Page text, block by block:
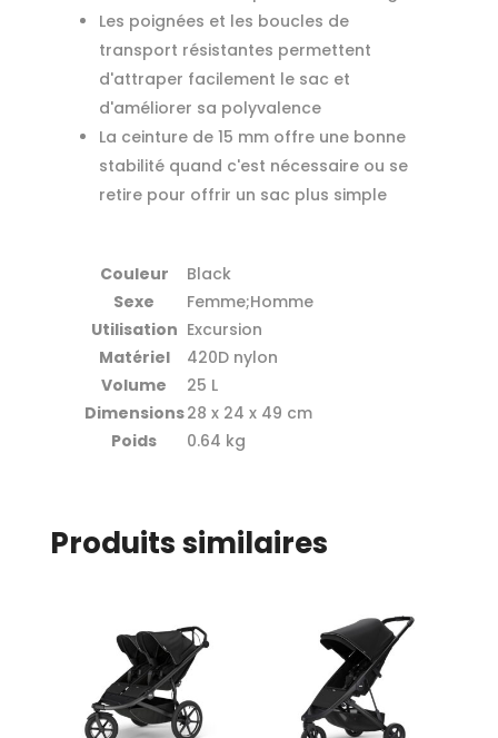
Les poignées et les boucles de
transport résistantes permettent
d'attraper facilement le sac et
d'améliorer sa polyvalence
La ceinture de 15 mm offre une bonne
stabilité quand c'est nécessaire ou se
retire pour offrir un sac plus simple
Couleur
Black
Sexe
Femme;Homme
Utilisation Excursion
Matériel
420D nylon
Volume
25 L
Dimensions28 x 24 x 49 cm
Poids
0.64 kg
Produits similaires